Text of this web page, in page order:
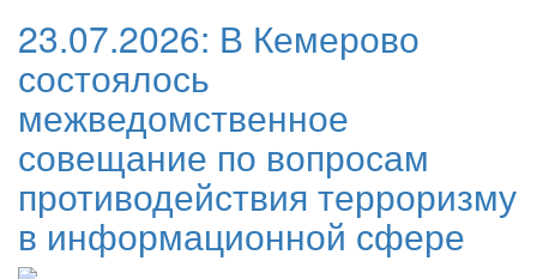
23.07.2026: В Кемерово
состоялось
межведомственное
совещание по вопросам
противодействия терроризму
в информационной сфере